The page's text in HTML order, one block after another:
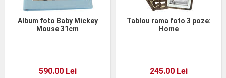
Album foto Baby Mickey
Mouse 31cm
590.00 Lei
Tablou rama foto 3 poze:
Home
245.00 Lei